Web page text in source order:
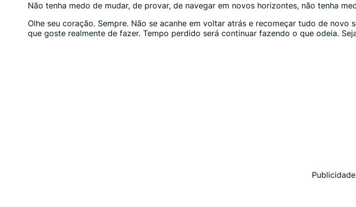
Não tenha medo de mudar, de provar, de navegar em novos horizontes, não tenha
Olhe seu coração. Sempre. Não se acanhe em voltar atrás e recomeçar tudo de
que goste realmente de fazer. Tempo perdido será continuar fazendo o que odeia.
Publicidade